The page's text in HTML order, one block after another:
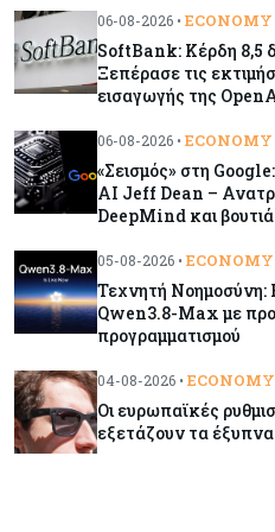
Επαναλειτουργεί η
του αεροδρομίου
Εμπορεύματα
Χρυσός: Καλπάζει
από τον Ιανουάριο
Κύπρος
Συντεχνία της
διορισμός στο νέο ΔΣ
Κόσμος
Τραμπ: Νέοι δασμοί
06-08-2026 • ECONOMY
SoftBank: Κέρδη 8,5
Ξεπέρασε τις
εισαγωγής της
06-08-2026 • ECONOMY
«Σεισμός» στη
AI Jeff Dean –
DeepMind και
05-08-2026 • ECONOMY
Τεχνητή
Qwen3.8-Max με
προγραμματισμού
04-08-2026 • ECONOMY
Οι ευρωπαϊκές
εξετάζουν τα